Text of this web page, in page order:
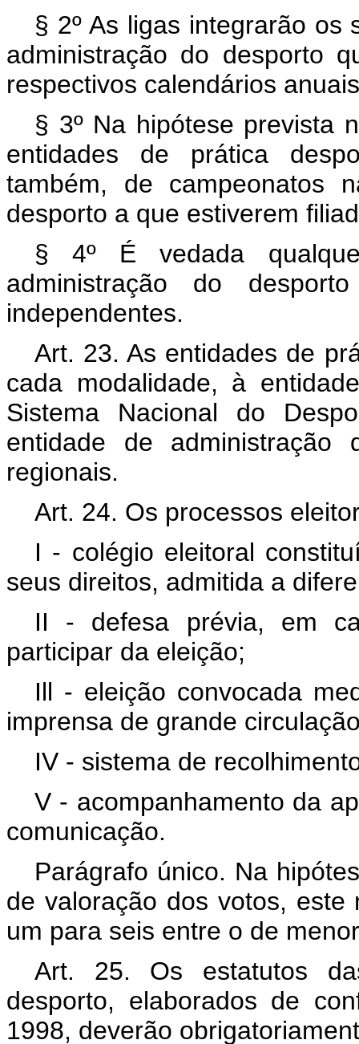
§ 2º As ligas integrarão os
administração do desporto
respectivos calendários
§ 3º Na hipótese prevista
entidades de prática
também, de campeonatos
desporto a que estiverem
§ 4º É vedada
administração do
independentes.
Art. 23. As entidades de
cada modalidade, à
Sistema Nacional do
entidade de
regionais.
Art. 24. Os processos
I - colégio eleitoral
seus direitos, admitida a
II - defesa prévia, em
participar da eleição;
Ill - eleição convocada
imprensa de grande
IV - sistema de
V - acompanhamento da
comunicação.
Parágrafo único. Na
de valoração dos votos,
um para seis entre o de
Art. 25. Os estatutos
desporto, elaborados de
1998, deverão